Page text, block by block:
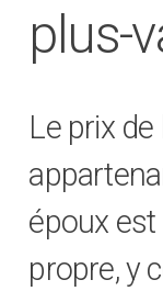
plus-
Le prix de
époux
propre, y